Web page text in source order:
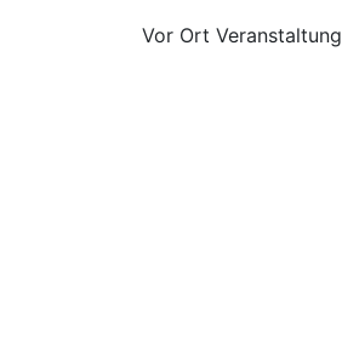
Vor Ort Veranstaltung